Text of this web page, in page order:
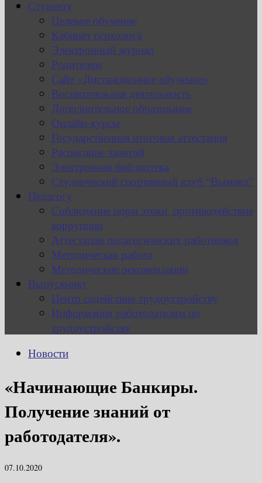
Студенту
Целевое обучение
Кабинет психолога
Электронный журнал
Родителям
Сайт «Дистанционное обучение»
Воспитательная деятельность
Дополнительное образование
Онлайн-курсы
Государственная итоговая аттестация
Расписание занятий
Электронная библиотека
Студенческий спортивный клуб “Вымпел”
Педагогу
Соблюдение норм этики, противодействие
коррупции
Аттестация педагогических работников
Методическая работа
Методические рекомендации
Выпускнику
Центр содействия трудоустройству
Информация работодателям по
трудоустройству
Новости
«Начинающие Банкиры.
Получение знаний от
работодателя».
07.10.2020